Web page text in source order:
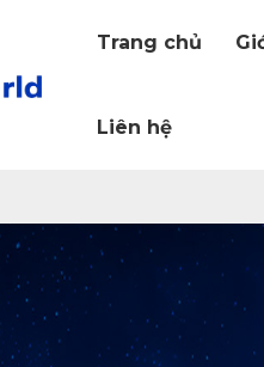
Trang chủ
Liên hệ